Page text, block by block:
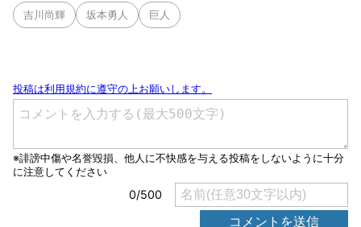
吉川尚輝 坂本勇人 巨人